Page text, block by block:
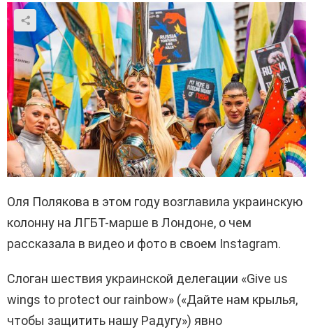
Оля Полякова в этом году возглавила украинскую
колонну на ЛГБТ-марше в Лондоне, о чем
рассказала в видео и фото в своем Instagram.
Слоган шествия украинской делегации «Give us
wings to protect our rainbow» («Дайте нам крылья,
чтобы защитить нашу Радугу») явно